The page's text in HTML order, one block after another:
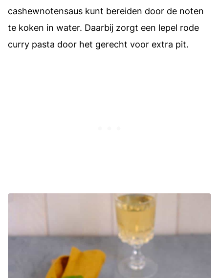
cashewnotensaus kunt bereiden door de noten
te koken in water. Daarbij zorgt een lepel rode
curry pasta door het gerecht voor extra pit.